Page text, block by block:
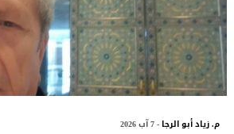
م. زياد أبو الرجا - 7 آب 2026